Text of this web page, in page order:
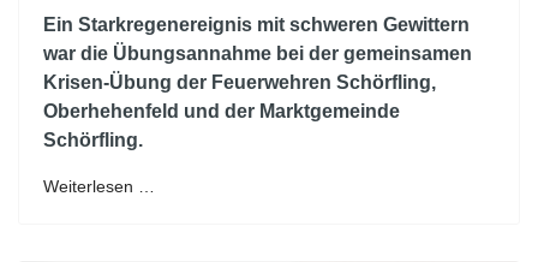
Ein Starkregenereignis mit schweren Gewittern
war die Übungsannahme bei der gemeinsamen
Krisen-Übung der Feuerwehren Schörfling,
Oberhehenfeld und der Marktgemeinde
Schörfling.
Weiterlesen …